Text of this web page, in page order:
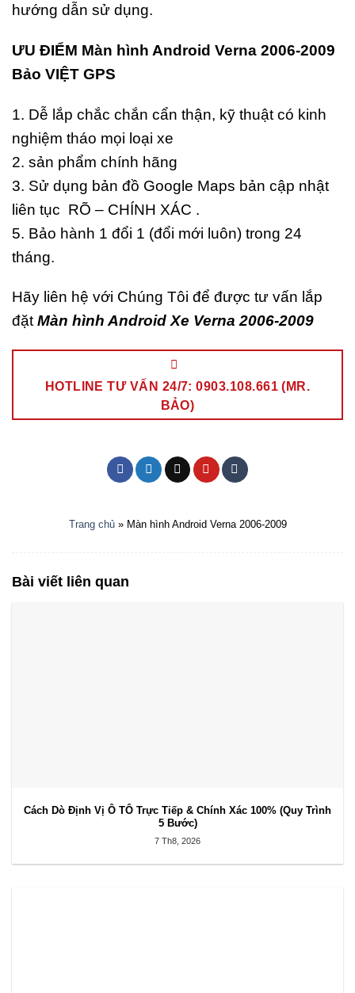
hướng dẫn sử dụng.
ƯU ĐIỂM Màn hình Android Verna 2006-2009
Bảo VIỆT GPS
1. Dễ lắp chắc chắn cẩn thận, kỹ thuật có kinh
nghiệm tháo mọi loại xe
2. sản phẩm chính hãng
3. Sử dụng bản đồ Google Maps bản cập nhật
liên tục RÕ – CHÍNH XÁC .
5. Bảo hành 1 đổi 1 (đổi mới luôn) trong 24
tháng.
Hãy liên hệ với Chúng Tôi để được tư vấn lắp
đặtMàn hình Android Xe Verna 2006-2009
HOTLINE TƯ VẤN 24/7: 0903.108.661 (MR.
BẢO)
Trang chủ» Màn hình Android Verna 2006-2009
Bài viết liên quan
Cách Dò Định Vị Ô TÔ Trực Tiếp & Chính Xác 100% (Quy Trình
5 Bước)
7 Th8, 2026